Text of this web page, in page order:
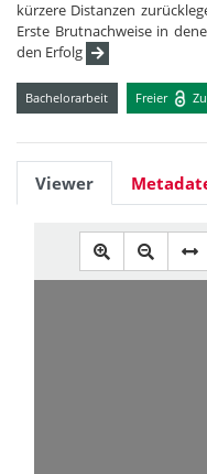
kürzere Distanzen
Erste Brutnachweise in
den Erfolg
Bachelorarbeit Freier
Viewer